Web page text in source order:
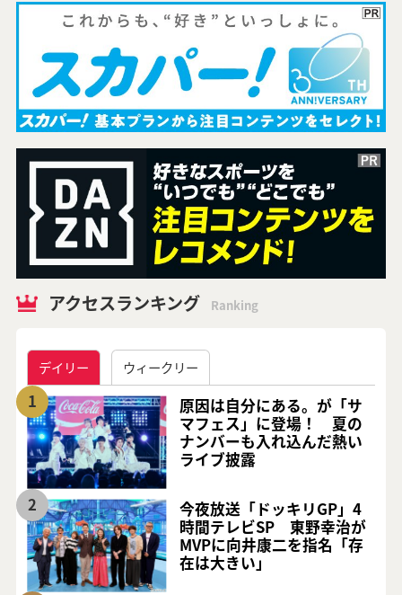
アクセスランキング Ranking
デイリー ウィークリー
1
原因は自分にある。が「サ
マフェス」に登場！ 夏の
ナンバーも入れ込んだ熱い
ライブ披露
2
今夜放送「ドッキリGP」4
時間テレビSP 東野幸治が
MVPに向井康二を指名「存
在は大きい」